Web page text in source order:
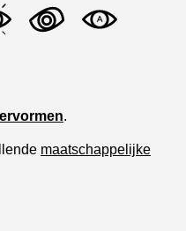
.
maatschappelijke